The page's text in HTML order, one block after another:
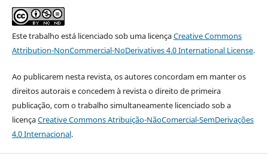
Este trabalho está licenciado sob uma licençaCreative Commons
Attribution-NonCommercial-NoDerivatives 4.0 International License.
Ao publicarem nesta revista, os autores concordam em manter os
direitos autorais e concedem à revista o direito de primeira
publicação, com o trabalho simultaneamente licenciado sob a
licençaCreative Commons Atribuição-NãoComercial-SemDerivações
4.0 Internacional.